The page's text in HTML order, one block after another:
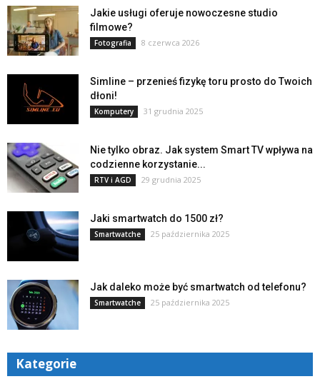
Jakie usługi oferuje nowoczesne studio
filmowe?
Fotografia 8 czerwca 2026
Simline – przenieś fizykę toru prosto do Twoich
dłoni!
Komputery 31 grudnia 2025
Nie tylko obraz. Jak system Smart TV wpływa na
codzienne korzystanie...
RTV i AGD 29 grudnia 2025
Jaki smartwatch do 1500 zł?
Smartwatche 25 października 2025
Jak daleko może być smartwatch od telefonu?
Smartwatche 25 października 2025
Kategorie